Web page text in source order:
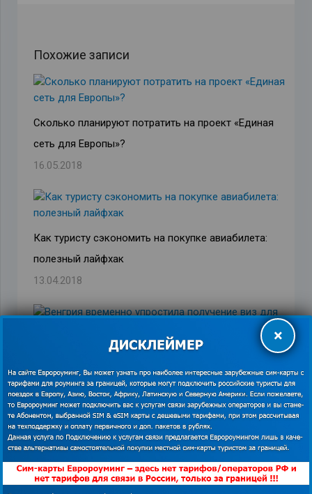
Похожие записи
Сколько планируют потратить на проект «Единая
сеть для Европы»?
16.05.2018
Как туристу сэкономить на покупке авиабилета:
полезный лайфхак
13.04.2018
Венгрия временно упростила получение виз для
поклонников фестиваля Sziget из России
03.08.2018
×